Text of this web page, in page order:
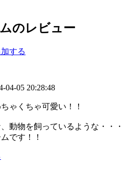
のレビュー
する
04-05 20:28:48
ゃくちゃ可愛い！！
動物を飼っているような・・・
です！！